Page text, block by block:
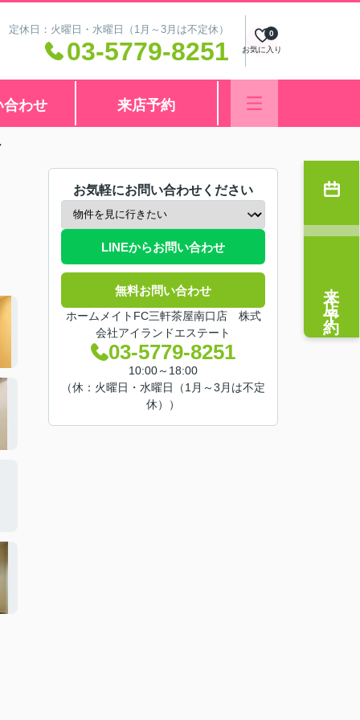
休日：火曜日・水曜日（1月～3月は不定休）
03-5779-8251 お気に入り
0
合わせ 来店予約
お気軽にお問い合わせください
LINEからお問い合わせ
無料お問い合わせ
ホームメイトFC三軒茶屋南口店 株式
会社アイランドエステート
03-5779-8251
10:00～18:00
（休：火曜日・水曜日（1月～3月は不定
休））
来店予約